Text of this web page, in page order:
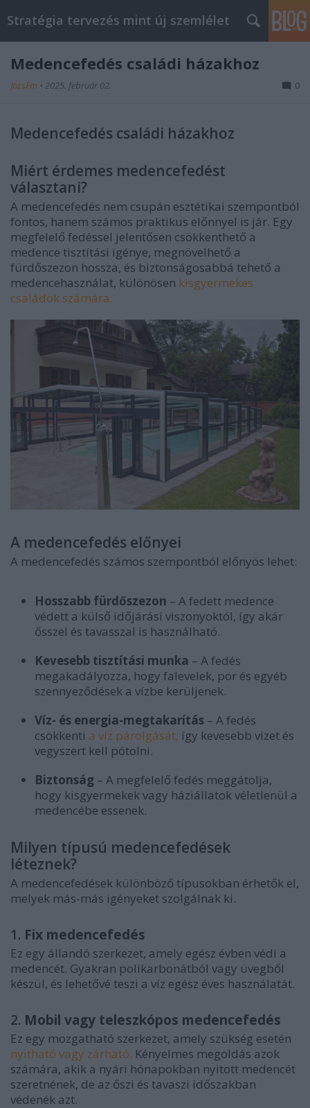
Stratégia tervezés mint új szemlélet
Medencefedés családi házakhoz
JozsFm • 2025. február 02. 0
Medencefedés családi házakhoz
Miért érdemes medencefedést
választani?
A medencefedés nem csupán esztétikai szempontból
fontos, hanem számos praktikus előnnyel is jár. Egy
megfelelő fedéssel jelentősen csökkenthető a
medence tisztítási igénye, megnövelhető a
fürdőszezon hossza, és biztonságosabbá tehető a
medencehasználat, különösen kisgyermekes
családok számára.
A medencefedés előnyei
A medencefedés számos szempontból előnyös lehet:
Hosszabb fürdőszezon – A fedett medence
védett a külső időjárási viszonyoktól, így akár
ősszel és tavasszal is használható.
Kevesebb tisztítási munka – A fedés
megakadályozza, hogy falevelek, por és egyéb
szennyeződések a vízbe kerüljenek.
Víz- és energia-megtakarítás – A fedés
csökkenti a víz párolgását, így kevesebb vizet és
vegyszert kell pótolni.
Biztonság – A megfelelő fedés meggátolja,
hogy kisgyermekek vagy háziállatok véletlenül a
medencébe essenek.
Milyen típusú medencefedések
léteznek?
A medencefedések különböző típusokban érhetők el,
melyek más-más igényeket szolgálnak ki.
1. Fix medencefedés
Ez egy állandó szerkezet, amely egész évben védi a
medencét. Gyakran polikarbonátból vagy üvegből
készül, és lehetővé teszi a víz egész éves használatát.
2. Mobil vagy teleszkópos medencefedés
Ez egy mozgatható szerkezet, amely szükség esetén
nyitható vagy zárható. Kényelmes megoldás azok
számára, akik a nyári hónapokban nyitott medencét
szeretnének, de az őszi és tavaszi időszakban
védenék azt.